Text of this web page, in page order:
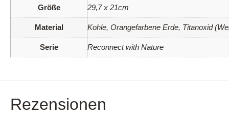
Größe 29,7 x 21cm
Material Kohle, Orangefarbene Erde, Titanoxid
Serie Reconnect with Nature
Rezensionen